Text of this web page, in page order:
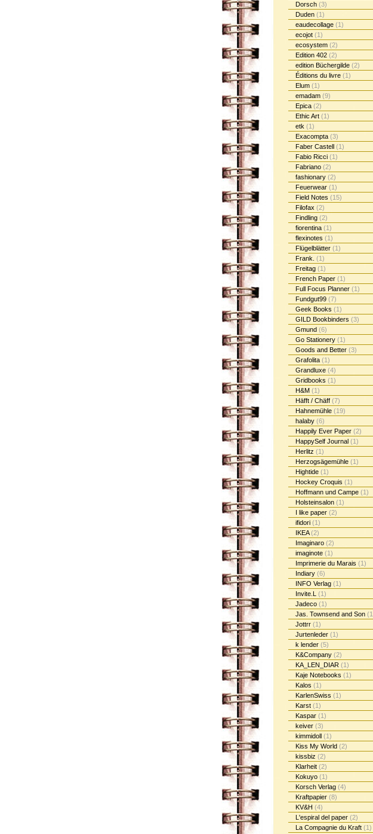
Dorsch (3)
Duden (1)
eaudecollage (1)
ecojot (1)
ecosystem (2)
Edition 402 (2)
edition Büchergilde (2)
Éditions du livre (1)
Elum (1)
emadam (9)
Epica (2)
Ethic Art (1)
etk (1)
Exacompta (3)
Faber Castell (1)
Fabio Ricci (1)
Fabriano (2)
fashionary (2)
Feuerwear (1)
Field Notes (15)
Filofax (2)
Findling (2)
fiorentina (1)
flexinotes (1)
Flügelblätter (1)
Frank. (1)
Freitag (1)
French Paper (1)
Full Focus Planner (1)
Fundgut99 (7)
Geek Books (1)
GILD Bookbinders (3)
Gmund (6)
Go Stationery (1)
Goods and Better (3)
Grafolita (1)
Grandluxe (4)
Gridbooks (1)
H&M (1)
Häfft / Chäff (7)
Hahnemühle (19)
halaby (6)
Happily Ever Paper (2)
HappySelf Journal (1)
Herlitz (1)
Herzogsägemühle (1)
Hightide (1)
Hockey Croquis (1)
Hoffmann und Campe (1)
Holsteinsalon (1)
I like paper (2)
ifidori (1)
IKEA(2)
Imaginaro (2)
imaginote (1)
Imprimerie du Marais (1)
Indiary (6)
INFO Verlag (1)
Invite.L (1)
Jadeco (1)
Jas. Townsend and Son
Jottrr (1)
Jurtenleder (1)
k lender (5)
K&Company (2)
KA_LEN_DIAR (1)
Kaje Notebooks (1)
Kalos (1)
KarlenSwiss (1)
Karst (1)
Kaspar (1)
keiver (3)
kimmidoll (1)
Kiss My World (2)
kissbiz (2)
Klarheit (2)
Kokuyo (1)
Korsch Verlag (4)
Kraftpapier (8)
KV&H (4)
L'espiral del paper (2)
La Compagnie du Kraft (1)